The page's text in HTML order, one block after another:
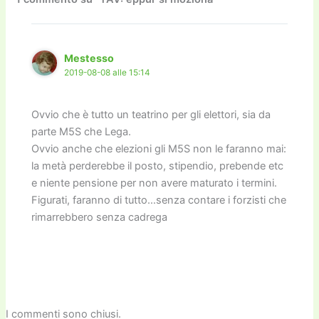
o
k
n
k
Mestesso
2019-08-08 alle 15:14
Ovvio che è tutto un teatrino per gli elettori, sia da
parte M5S che Lega.
Ovvio anche che elezioni gli M5S non le faranno mai:
la metà perderebbe il posto, stipendio, prebende etc
e niente pensione per non avere maturato i termini.
Figurati, faranno di tutto…senza contare i forzisti che
rimarrebbero senza cadrega
I commenti sono chiusi.